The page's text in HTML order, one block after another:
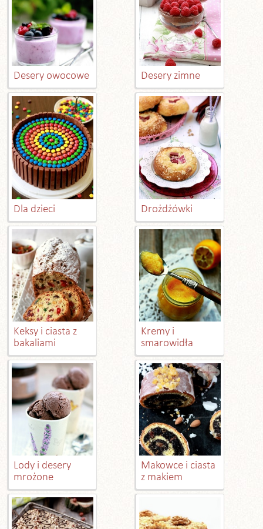
Desery owocowe Desery zimne
Dla dzieci Drożdżówki
Keksy i ciasta z
bakaliami
Kremy i
smarowidła
Lody i desery
mrożone
Makowce i ciasta
z makiem